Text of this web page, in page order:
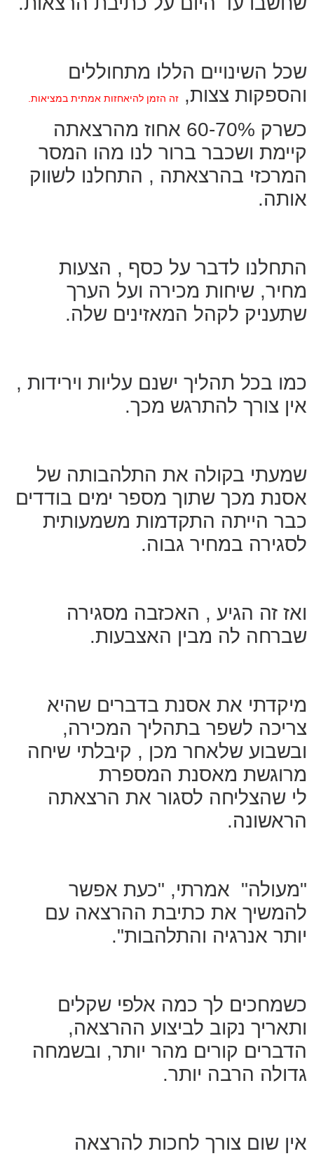
שכל השינויים הללו מתחוללים
והספקות צצות,
זה הזמן להיאחזות אמתית במציאות
כשרק 60-70% אחוז מהרצאתה
קיימת ושכבר ברור לנו מהו המסר
המרכזי בהרצאתה , התחלנו לשווק
אותה.
התחלנו לדבר על כסף , הצעות
מחיר, שיחות מכירה ועל הערך
שתעניק לקהל המאזינים שלה.
כמו בכל תהליך ישנם עליות וירידות ,
אין צורך להתרגש מכך.
שמעתי בקולה את התלהבותה של
אסנת מכך שתוך מספר ימים בודדים
כבר הייתה התקדמות משמעותית
לסגירה במחיר גבוה.
ואז זה הגיע , האכזבה מסגירה
שברחה לה מבין האצבעות.
מיקדתי את אסנת בדברים שהיא
צריכה לשפר בתהליך המכירה,
ובשבוע שלאחר מכן , קיבלתי שיחה
מרוגשת מאסנת המספרת
לי שהצליחה לסגור את הרצאתה
הראשונה.
"מעולה" אמרתי, "כעת אפשר
להמשיך את כתיבת ההרצאה עם
יותר אנרגיה והתלהבות".
כשמחכים לך כמה אלפי שקלים
ותאריך נקוב לביצוע ההרצאה,
הדברים קורים מהר יותר, ובשמחה
גדולה הרבה יותר.
אין שום צורך לחכות להרצאה